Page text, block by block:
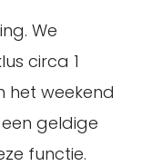
We
circa 1
het weekend
geldige
functie.